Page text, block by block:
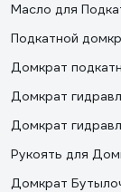
Масло для
Подкатной
Домкрат
Домкрат
Домкрат
Рукоять для
Домкрат